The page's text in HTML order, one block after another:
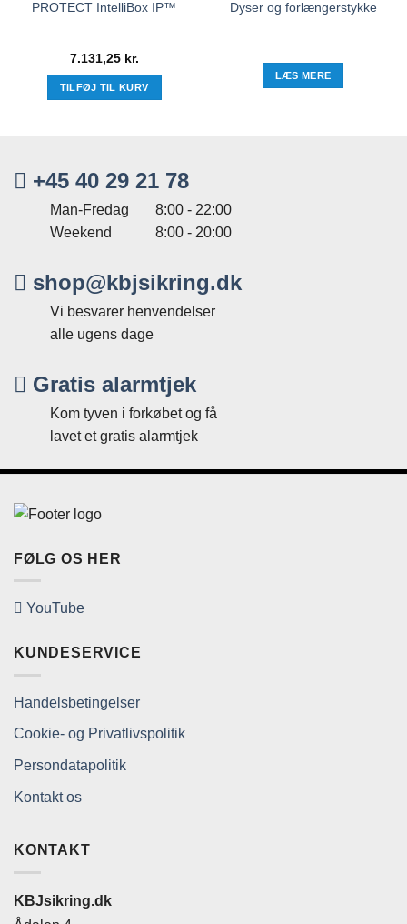
PROTECT IntelliBox IP™
7.131,25 kr.
TILFØJ TIL KURV
Dyser og forlængerstykke
LÆS MERE
+45 40 29 21 78
Man-Fredag
8:00 - 22:00
Weekend
8:00 - 20:00
shop@kbjsikring.dk
Vi besvarer henvendelser
alle ugens dage
Gratis alarmtjek
Kom tyven i forkøbet og få
lavet et gratis alarmtjek
FØLG OS HER
YouTube
KUNDESERVICE
Handelsbetingelser
Cookie- og Privatlivspolitik
Persondatapolitik
Kontakt os
KONTAKT
KBJsikring.dk